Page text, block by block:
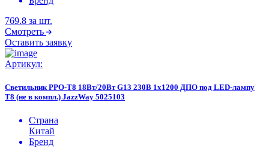
769.8 за шт.
Смотреть
Оставить заявку
Артикул:
Светильник PPO-T8 18Вт/20Вт G13 230В 1х1200 ДПО под LED-лампу
T8 (не в компл.) JazzWay 5025103
Страна
Китай
Бренд